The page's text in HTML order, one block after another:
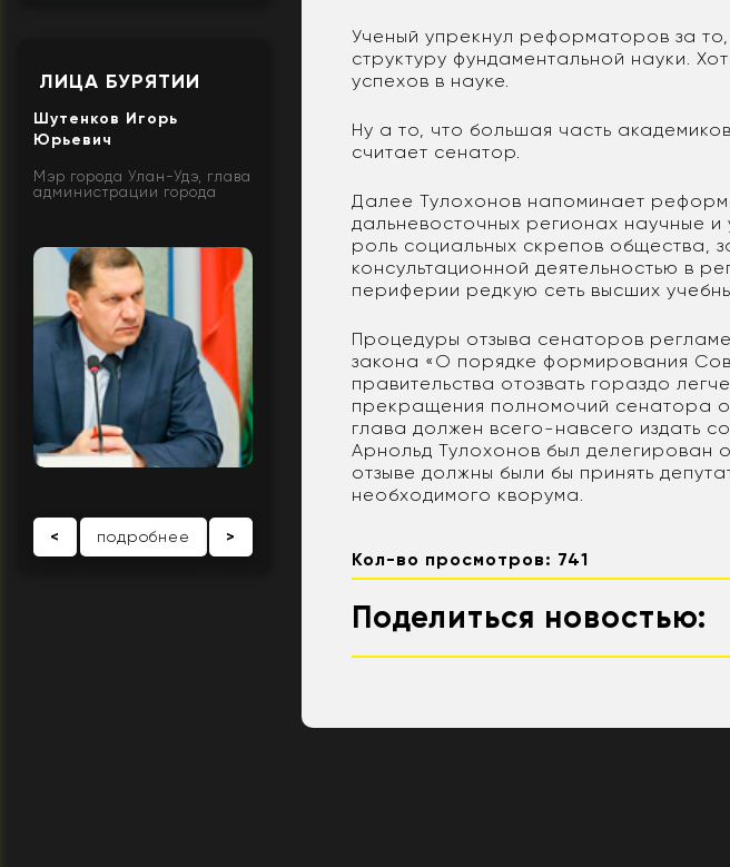
ЛИЦА БУРЯТИИ
Шутенков Игорь
Юрьевич
Мэр города Улан-Удэ, глава
администрации города
< подробнее >
Ученый упрекнул реформаторов за
структуру фундаментальной науки.
успехов в науке.
Ну а то, что большая часть
считает сенатор.
Далее Тулохонов напоминает
дальневосточных регионах научные
роль социальных скрепов общества,
консультационной деятельностью в
периферии редкую сеть высших
Процедуры отзыва сенаторов
закона «О порядке формирования
правительства отозвать гораздо
прекращения полномочий сенатора
глава должен всего-навсего издать
Арнольд Тулохонов был
отзыве должны были бы принять
необходимого кворума.
Кол-во просмотров: 741
Поделиться новостью: